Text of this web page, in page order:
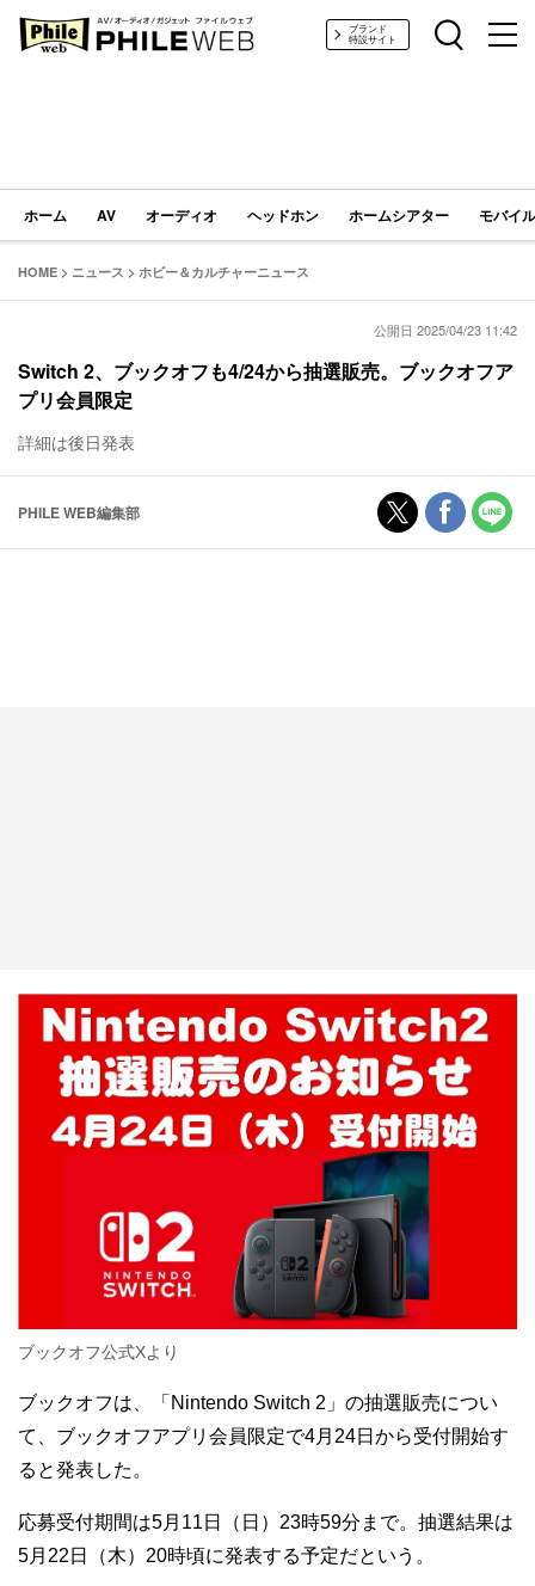
PHILE WEB｜AV/オーディオ/ガジェットブランド
特設サイト
ホーム AV オーディオ ヘッドホン ホームシアター モバイ
HOME > ニュース > ホビー＆カルチャーニュース
公開日 2025/04/23 11:42
Switch 2、ブックオフも4/24から抽選販売。ブックオフア
プリ会員限定
詳細は後日発表
PHILE WEB編集部
ブックオフ公式Xより
ブックオフは、「Nintendo Switch 2」の抽選販売につい
て、ブックオフアプリ会員限定で4月24日から受付開始す
ると発表した。
応募受付期間は5月11日（日）23時59分まで。抽選結果は
5月22日（木）20時頃に発表する予定だという。